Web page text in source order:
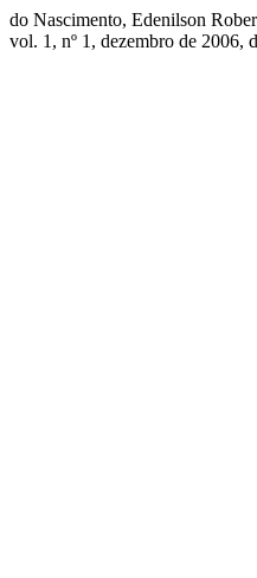
do Nascimento, Edenilson
vol. 1, nº 1, dezembro de 2006,